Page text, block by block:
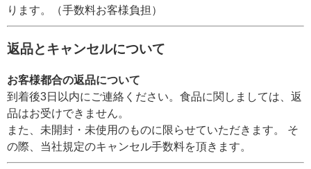
ります。（手数料お客様負担）
返品とキャンセルについて
お客様都合の返品について
到着後3日以内にご連絡ください。食品に関しましては、返
品はお受けできません。
また、未開封・未使用のものに限らせていただきます。 そ
の際、当社規定のキャンセル手数料を頂きます。